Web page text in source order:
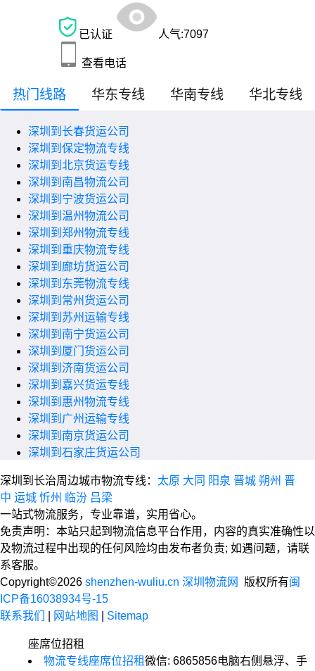
已认证 人气:7097
查看电话
热门线路 华东专线 华南专线 华北专线
深圳到长春货运公司
深圳到保定物流专线
深圳到北京货运专线
深圳到南昌物流公司
深圳到宁波货运公司
深圳到温州物流公司
深圳到郑州物流专线
深圳到重庆物流专线
深圳到廊坊货运公司
深圳到东莞物流专线
深圳到常州货运公司
深圳到苏州运输专线
深圳到南宁货运公司
深圳到厦门货运公司
深圳到济南货运公司
深圳到嘉兴货运专线
深圳到惠州物流专线
深圳到广州运输专线
深圳到南京货运公司
深圳到石家庄货运公司
深圳到长治周边城市物流专线： 太原 大同 阳泉 晋城 朔州 晋
中 运城 忻州 临汾 吕梁
一站式物流服务，专业靠谱，实用省心。
免责声明：本站只起到物流信息平台作用，内容的真实准确性以
及物流过程中出现的任何风险均由发布者负责; 如遇问题，请联
系客服。
Copyright©2026 shenzhen-wuliu.cn 深圳物流网 版权所有闽
ICP备16038934号-15
联系我们
网站地图 Sitemap
座席位招租
物流专线座席位招租微信: 6865856电脑右侧悬浮、手